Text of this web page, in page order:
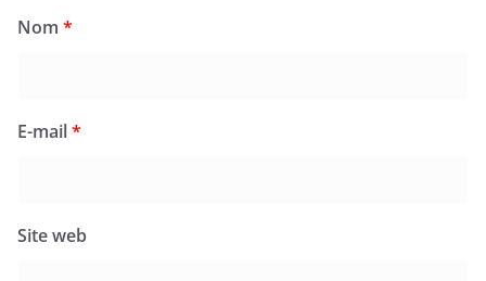
Nom *
E-mail*
Site web